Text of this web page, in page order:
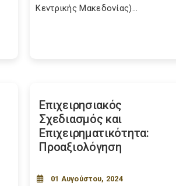
Κεντρικής Μακεδονίας)...
Επιχειρησιακός
Σχεδιασμός και
Επιχειρηματικότητα:
Προαξιολόγηση
01 Αυγούστου, 2024